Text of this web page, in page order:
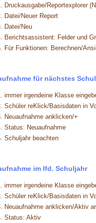
Druckausgabe/Reportexplorer
Datei/Neuer Report
Datei/Neu
Berichtsassistent: Felder und
Für Funktionen: Berechnen/
für nächstes
immer irgendeine Klasse
Schüler reKlick/Basisdaten in
Neuaufnahme anklicken/+
Status: Neuaufnahme
Schuljahr beachten
im lfd. Schuljahr
immer irgendeine Klasse
Schüler reKlick/Basisdaten in
Neuaufnahme anklicken/Aktiv
Status: Aktiv